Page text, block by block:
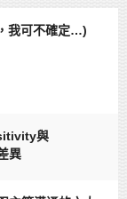
我可不確定…)
與
異